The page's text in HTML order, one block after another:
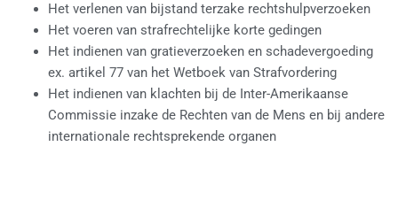
Het verlenen van bijstand terzake rechtshulpverzoeken
Het voeren van strafrechtelijke korte gedingen
Het indienen van gratieverzoeken en schadevergoeding
ex. artikel 77 van het Wetboek van Strafvordering
Het indienen van klachten bij de Inter-Amerikaanse
Commissie inzake de Rechten van de Mens en bij andere
internationale rechtsprekende organen